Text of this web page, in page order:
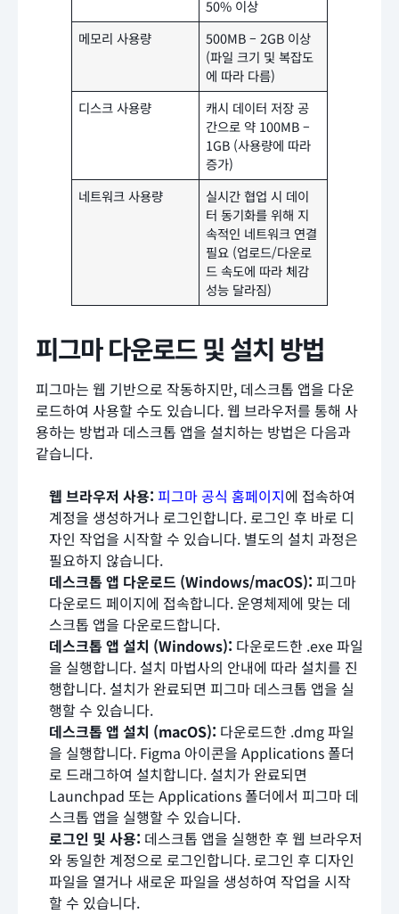
50% 이상
메모리 사용량
500MB – 2GB 이상
(파일 크기 및 복잡도
에 따라 다름)
디스크 사용량
캐시 데이터 저장 공
간으로 약 100MB –
1GB (사용량에 따라
증가)
네트워크 사용량
실시간 협업 시 데이
터 동기화를 위해 지
속적인 네트워크 연결
필요 (업로드/다운로
드 속도에 따라 체감
성능 달라짐)
피그마 다운로드 및 설치 방법
피그마는 웹 기반으로 작동하지만, 데스크톱 앱을 다운
로드하여 사용할 수도 있습니다. 웹 브라우저를 통해 사
용하는 방법과 데스크톱 앱을 설치하는 방법은 다음과
같습니다.
웹 브라우저 사용: 피그마 공식 홈페이지에 접속하여
계정을 생성하거나 로그인합니다. 로그인 후 바로 디
자인 작업을 시작할 수 있습니다. 별도의 설치 과정은
필요하지 않습니다.
데스크톱 앱 다운로드 (Windows/macOS): 피그마
다운로드 페이지에 접속합니다. 운영체제에 맞는 데
스크톱 앱을 다운로드합니다.
데스크톱 앱 설치 (Windows): 다운로드한 .exe 파일
을 실행합니다. 설치 마법사의 안내에 따라 설치를 진
행합니다. 설치가 완료되면 피그마 데스크톱 앱을 실
행할 수 있습니다.
데스크톱 앱 설치 (macOS): 다운로드한 .dmg 파일
을 실행합니다. Figma 아이콘을 Applications 폴더
로 드래그하여 설치합니다. 설치가 완료되면
Launchpad 또는 Applications 폴더에서 피그마 데
스크톱 앱을 실행할 수 있습니다.
로그인 및 사용: 데스크톱 앱을 실행한 후 웹 브라우저
와 동일한 계정으로 로그인합니다. 로그인 후 디자인
파일을 열거나 새로운 파일을 생성하여 작업을 시작
할 수 있습니다.